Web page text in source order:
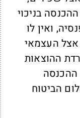
בניכוי
ואין לו
העצמאי
ההוצאות
הביטוח